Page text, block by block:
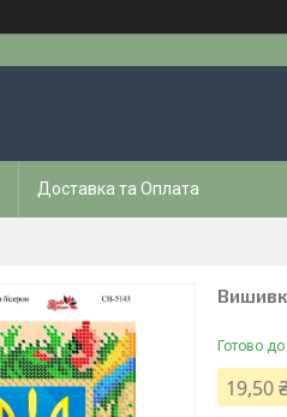
Доставка та Оплата
Готово
19,50